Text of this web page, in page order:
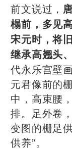
前文说过，
榻前，多见
宋元时，将
继承高翘头
代永乐宫壁
元君像前的
中，高束腰
排。足外卷
变图的栅足
供养”。